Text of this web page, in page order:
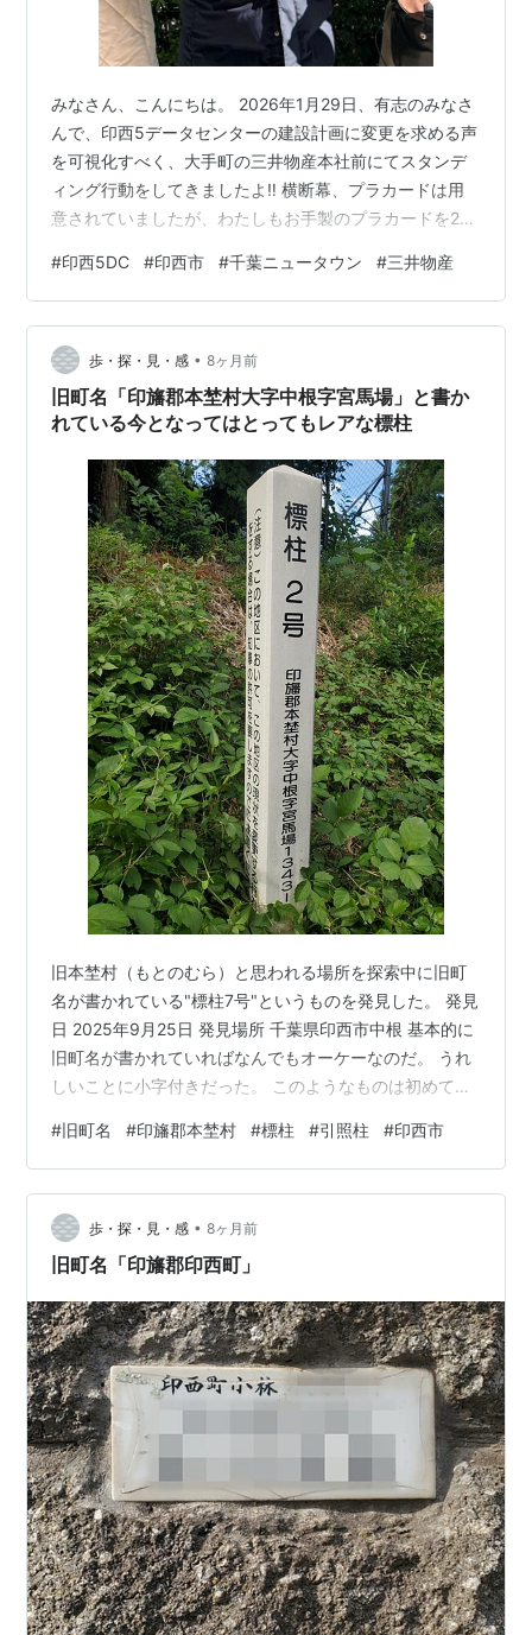
みなさん、こんにちは。 2026年1月29日、有志のみなさ
んで、印西5データセンターの建設計画に変更を求める声
を可視化すべく、大手町の三井物産本社前にてスタンデ
ィング行動をしてきましたよ‼️ 横断幕、プラカードは用
意されていましたが、わたしもお手製のプラカードを2面
ている（本来は同人誌の編集用）、Adobe（アドビ）の
InDesign（インデザイン）というアプリケーションで作
成しました。 InDesignは、文字の大きさを自由自在に縦
横に大きくしたり、文字間を調整したりできて楽しく便
利ですよ(^^) ただしサブスク料金は高いです（苦笑）そ
してデ…
#印西5DC #印西市 #千葉ニュータウン #三井物産
歩・探・見・感 • 8ヶ月前
旧町名「印旛郡本埜村大字中根字宮馬場」と書か
れている今となってはとってもレアな標柱
旧本埜村（もとのむら）と思われる場所を探索中に旧町
名が書かれている"標柱7号"というものを発見した。 発見
日 2025年9月25日 発見場所 千葉県印西市中根 基本的に
旧町名が書かれていればなんでもオーケーなのだ。 うれ
しいことに小字付きだった。 このようなものは初めて見
このようなものを取り上げる方はいない。（自分調べ）
普通の人は、目に入ったとしても何もないのと同じで、
素通りすることだろう。 自分は普通の人ではないので、
目に留まってしまうのだ。右側面 告示番号 千葉県告示
第57○○ 告示年月日 平成12年7月○○近くにあった標柱7
#旧町名 #印旛郡本埜村 #標柱 #引照柱 #印西市
歩・探・見・感 • 8ヶ月前
旧町名「印旛郡印西町」